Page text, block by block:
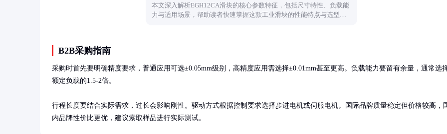
本文深入解析EGH12CA滑块的核心参数特征，包括尺寸特性、负载能
力与适用场景，帮助读者快速掌握这款工业滑块的性能特点与选型要
B2B采购指南
采购时首先要明确精度要求，普通应用可选±0.05mm级别，高精度应用需选择±0.01mm甚至更高。负载能力要留有余量，通常选
额定负载的1.5-2倍。
行程长度要结合实际需求，过长会影响刚性。驱动方式根据控制要求选择步进电机或伺服电机。国际品牌质量稳定但价格较高，
内品牌性价比更优，建议索取样品进行实际测试。